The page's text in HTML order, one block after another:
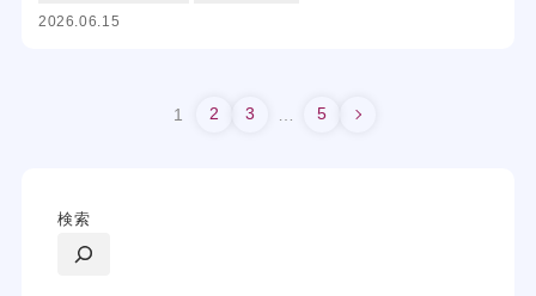
2026.06.15
1 2 3 5
検索